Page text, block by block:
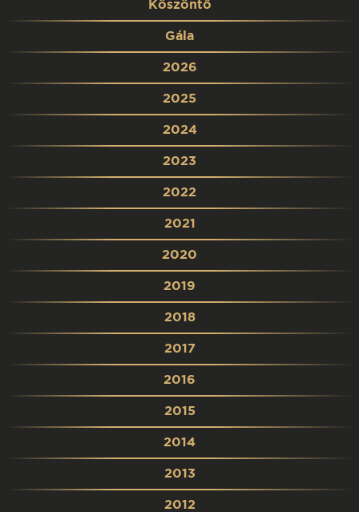
Köszöntő
Gála
2026
2025
2024
2023
2022
2021
2020
2019
2018
2017
2016
2015
2014
2013
2012